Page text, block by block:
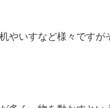
やいすなど様々ですが